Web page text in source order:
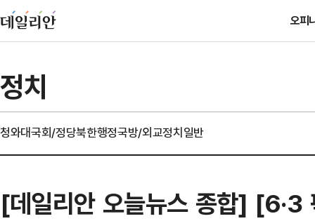
오피
정치
청와대국회/정당북한행정국방/외교정치일반
[데일리안 오늘뉴스 종합] [6·3